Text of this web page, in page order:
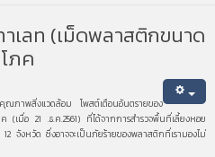
เลท (เม็ดพลาสติกขนาด
ภค
ภาพสิ่งแวดล้อม โพสต์เตือนอันตรายของ
เมื่อ 21 .ธ.ค.2561) ที่ได้จากการสำรวจพื้นที่เลี้ยงหอย
จังหวัด ซึ่งอาจจะเป็นภัยร้ายของพลาสติกที่เรามองไม่